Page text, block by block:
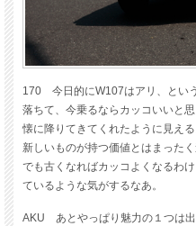
170 今日的にW107はアリ、とい
落ちて、今乗るならカッコいいと
懐に降りてきてくれたように見え
新しいものが持つ価値とはまった
でも古くなればカッコよくなるわ
ているような気がするなあ。
AKU あとやっぱり魅力の１つは